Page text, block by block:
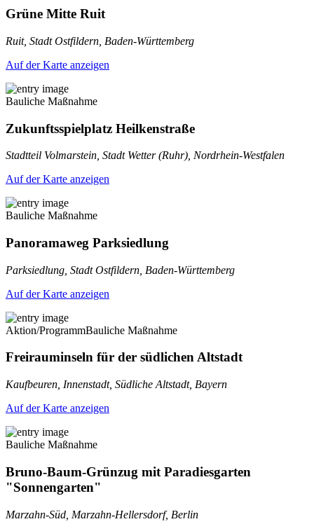
Grüne Mitte Ruit
Ruit, Stadt Ostfildern, Baden-Württemberg
Auf der Karte anzeigen
Bauliche Maßnahme
Zukunftsspielplatz Heilkenstraße
Stadtteil Volmarstein, Stadt Wetter (Ruhr), Nordrhein-Westfalen
Auf der Karte anzeigen
Bauliche Maßnahme
Panoramaweg Parksiedlung
Parksiedlung, Stadt Ostfildern, Baden-Württemberg
Auf der Karte anzeigen
Aktion/ProgrammBauliche Maßnahme
Freirauminseln für der südlichen Altstadt
Kaufbeuren, Innenstadt, Südliche Altstadt, Bayern
Auf der Karte anzeigen
Bauliche Maßnahme
Bruno-Baum-Grünzug mit Paradiesgarten
"Sonnengarten"
Marzahn-Süd, Marzahn-Hellersdorf, Berlin